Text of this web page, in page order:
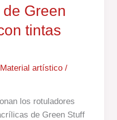
Green
tintas
Material artístico/
los rotuladores
de Green Stuff